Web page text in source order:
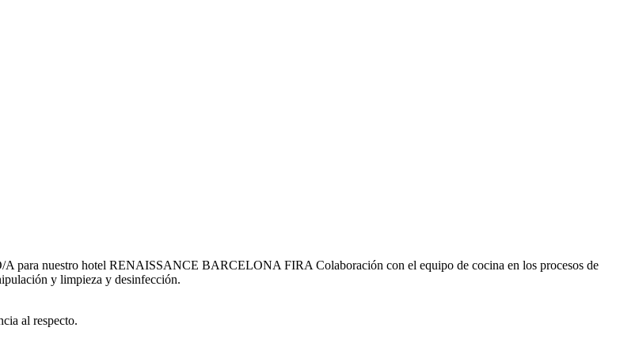
nuestro hotel RENAISSANCE BARCELONA FIRA Colaboración con el equipo de cocina en los procesos de
y limpieza y desinfección.
al respecto.